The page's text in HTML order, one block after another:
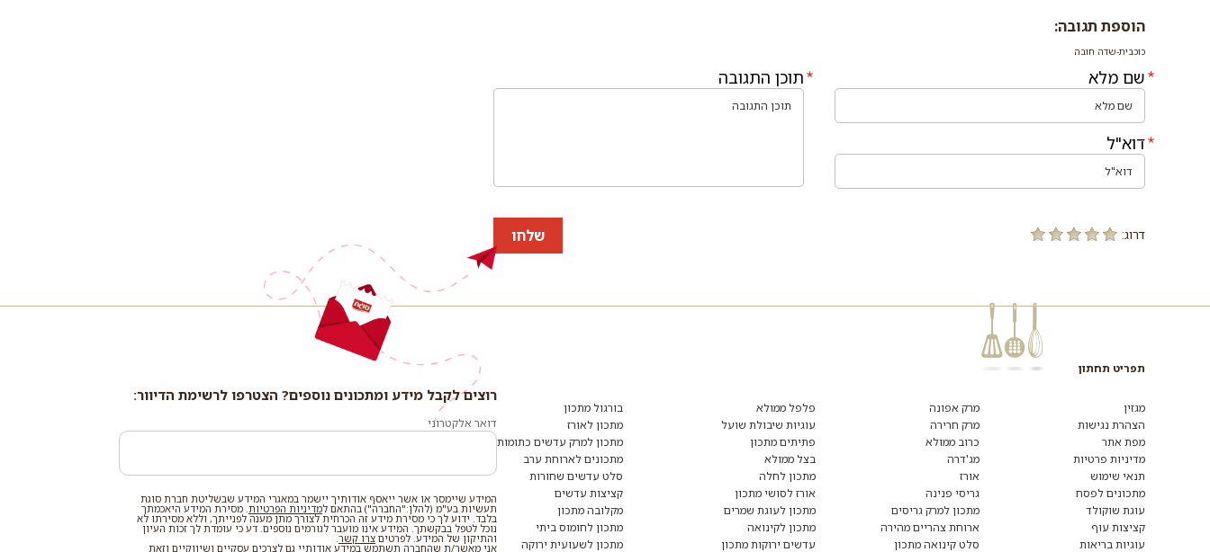
הוספת תגובה:
כוכבית-שדה חובה
שם מלא
דוא"ל
תוכן התגובה
דרוג: שלחו
תפריט תחתון
מגזין
הצהרת נגישות
מפת אתר
מדיניות פרטיות
תנאי שימוש
מתכונים לפסח
עוגת שוקולד
קציצות עוף
עוגיות בריאות
מרק אפונה
מרק חרירה
כרוב ממולא
מג'דרה
אורז
גריסי פנינה
מתכון למרק גריסים
ארוחת צהריים מהירה
סלט קינואה מתכון
פלפל ממולא
עוגיות שיבולת שועל
פתיתים מתכון
בצל ממולא
מתכון לחלה
אורז לסושי מתכון
מתכון לעוגת שמרים
מתכון לקינואה
עדשים ירוקות מתכון
בורגול מתכון
מתכון לאורז
מתכון למרק עדשים כתומות
מתכונים לארוחת ערב
סלט עדשים שחורות
קציצות עדשים
מקלובה מתכון
מתכון לחומוס ביתי
מתכון לשעועית ירוקה
רוצים לקבל מידע ומתכונים נוספים? הצטרפו לרשימת הדיוור:
דואר אלקטרוני
המידע שיימסר או אשר ייאסף אודותיך יישמר במאגרי המידע שבשליטת חברת סוגת
תעשיות בע"מ (להלן:"החברה") בהתאם למדיניות הפרטיות . מסירת המידע היאכמתך
בלבד. ידוע לך כי מסירת מידע זה הכרחית לצורך מתן מענה לפנייתך, וללא מסירתו לא
נוכל לטפל בבקשתך. המידע אינו מועבר לגורמים נוספים. דע כי עומדת לך זכות העיון
והתיקון של המידע. לפרטים צרו קשר
אני מאשר/ת שהחברה תשתמש במידע אודותיי גם לצרכים עסקיים ושיווקיים וזאת